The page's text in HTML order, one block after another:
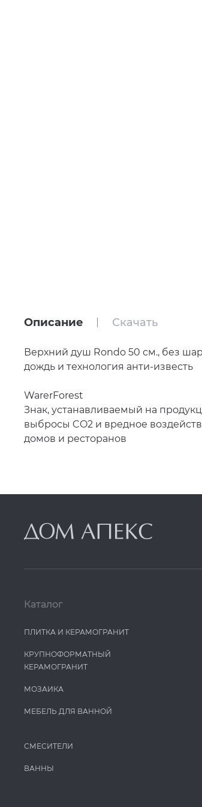
Описание Скачать
Верхний душ Rondo 50 см., без
дождь и технология анти-известь
WarerForest
Знак, устанавливаемый на
выбросы CO2 и вредное
домов и ресторанов
Каталог
ПЛИТКА И КЕРАМОГРАНИТ
КРУПНОФОРМАТНЫЙ
КЕРАМОГРАНИТ
МОЗАИКА
МЕБЕЛЬ ДЛЯ ВАННОЙ
СМЕСИТЕЛИ
ВАННЫ